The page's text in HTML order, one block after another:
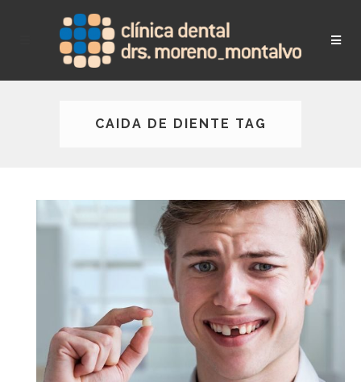
CAIDA DE DIENTE TAG